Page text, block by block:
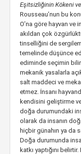
Eşitsizliğinin Kökeni
Rousseau’nun bu
O’na göre hayvan ve
akıldan çok
tinselliğini de
temelinde düşünce
ediminde seçimin
mekanik yasalarla
salt maddeci ve
etmez. İnsanı
kendisini geliştirme
doğa durumundaki
olarak da insanın
hiçbir günahın ya da
Doğa durumunda
katkı yaptığını